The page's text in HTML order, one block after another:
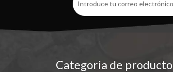
Categoria de producto